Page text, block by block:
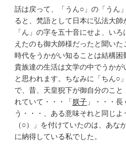
話は戻って、「うん○」の「うん
ると、梵語として日本に弘法大師
「ん」の字を五十音にせよ、い
えたのも御大師様だったと聞い
時代をうかがい知ることは結構困
貴族達の生活は文学の中でうか
と思われます。ちなみに「ちん○
で、昔、天皇猊下が御自分のこと
れていて・・・「朕子 」・・・
う・・・、ある意味それと同じよ
（○）」を付けていたのは、あな
に納得している私でした。